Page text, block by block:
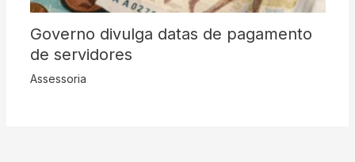
Governo divulga datas de pagamento
de servidores
Assessoria